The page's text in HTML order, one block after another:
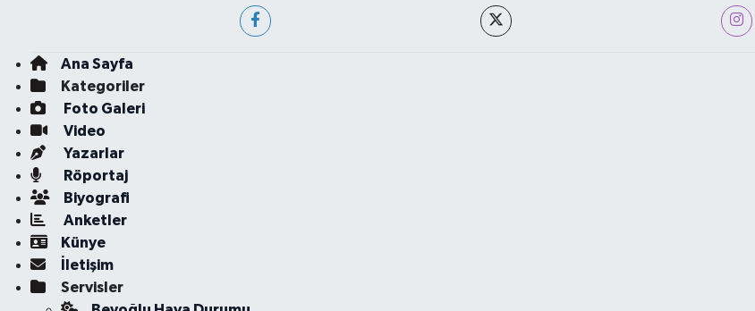
Ana Sayfa
Kategoriler
Foto Galeri
Video
Yazarlar
Röportaj
Biyografi
Anketler
Künye
İletişim
Servisler